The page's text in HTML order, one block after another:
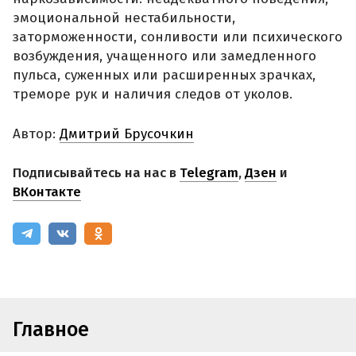
эмоциональной нестабильности,
заторможенности, сонливости или психического
возбуждения, учащенного или замедленного
пульса, суженных или расширенных зрачках,
треморе рук и наличия следов от уколов.
Автор: Дмитрий Брусочкин
Подписывайтесь на нас в Telegram,Дзен и
ВКонтакте
Главное